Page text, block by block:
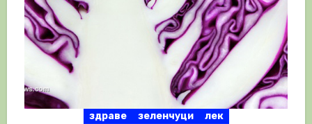
здраве зеленчуци лек